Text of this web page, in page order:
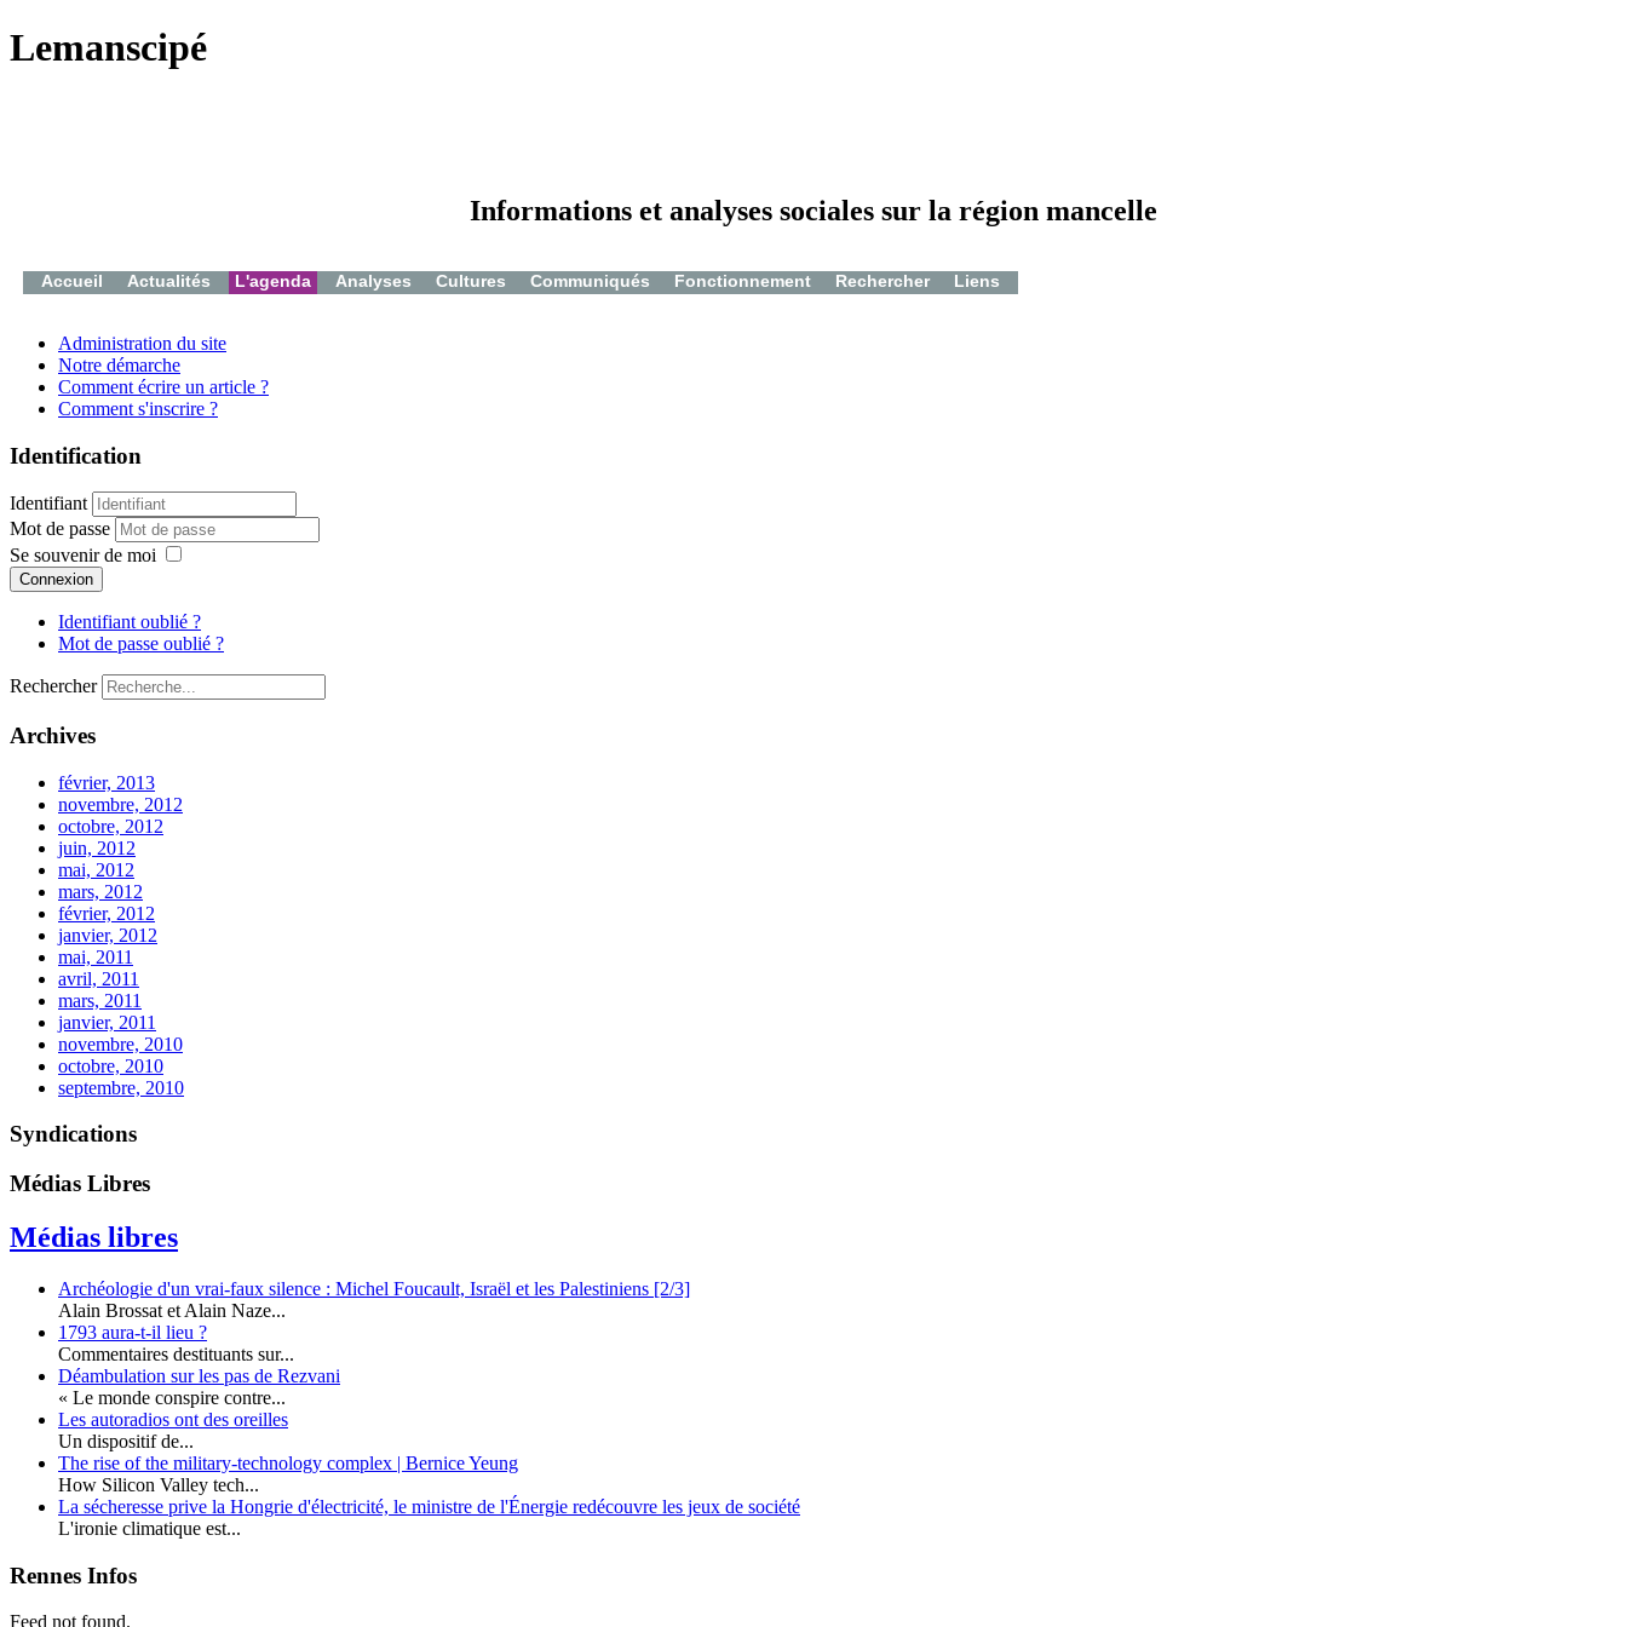
Lemanscipé
Informations et analyses sociales sur la région mancelle
Accueil Actualités L'agenda Analyses Cultures Communiqués Fonctionnement Rechercher Liens
Administration du site
Notre démarche
Comment écrire un article ?
Comment s'inscrire ?
Identification
Identifiant
Mot de passe
Se souvenir de moi
Connexion
Identifiant oublié ?
Mot de passe oublié ?
Rechercher
Archives
février, 2013
novembre, 2012
octobre, 2012
juin, 2012
mai, 2012
mars, 2012
février, 2012
janvier, 2012
mai, 2011
avril, 2011
mars, 2011
janvier, 2011
novembre, 2010
octobre, 2010
septembre, 2010
Syndications
Médias Libres
Médias libres
Archéologie d'un vrai-faux silence : Michel Foucault, Israël et les Palestiniens [2/3]
Alain Brossat et Alain Naze...
1793 aura-t-il lieu ?
Commentaires destituants sur...
Déambulation sur les pas de Rezvani
« Le monde conspire contre...
Les autoradios ont des oreilles
Un dispositif de...
The rise of the military-technology complex | Bernice Yeung
How Silicon Valley tech...
La sécheresse prive la Hongrie d'électricité, le ministre de l'Énergie redécouvre les jeux de société
L'ironie climatique est...
Rennes Infos
Feed not found.